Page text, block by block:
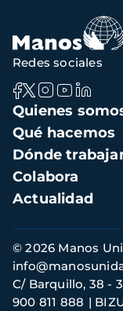
Navegación
principal
Quienes
Qué hacemos
Dónde
Colabora
Actualidad
Redes sociales
Información
de
contacto
© 2026 Manos
C/ Barquillo, 38 -
900 811 888